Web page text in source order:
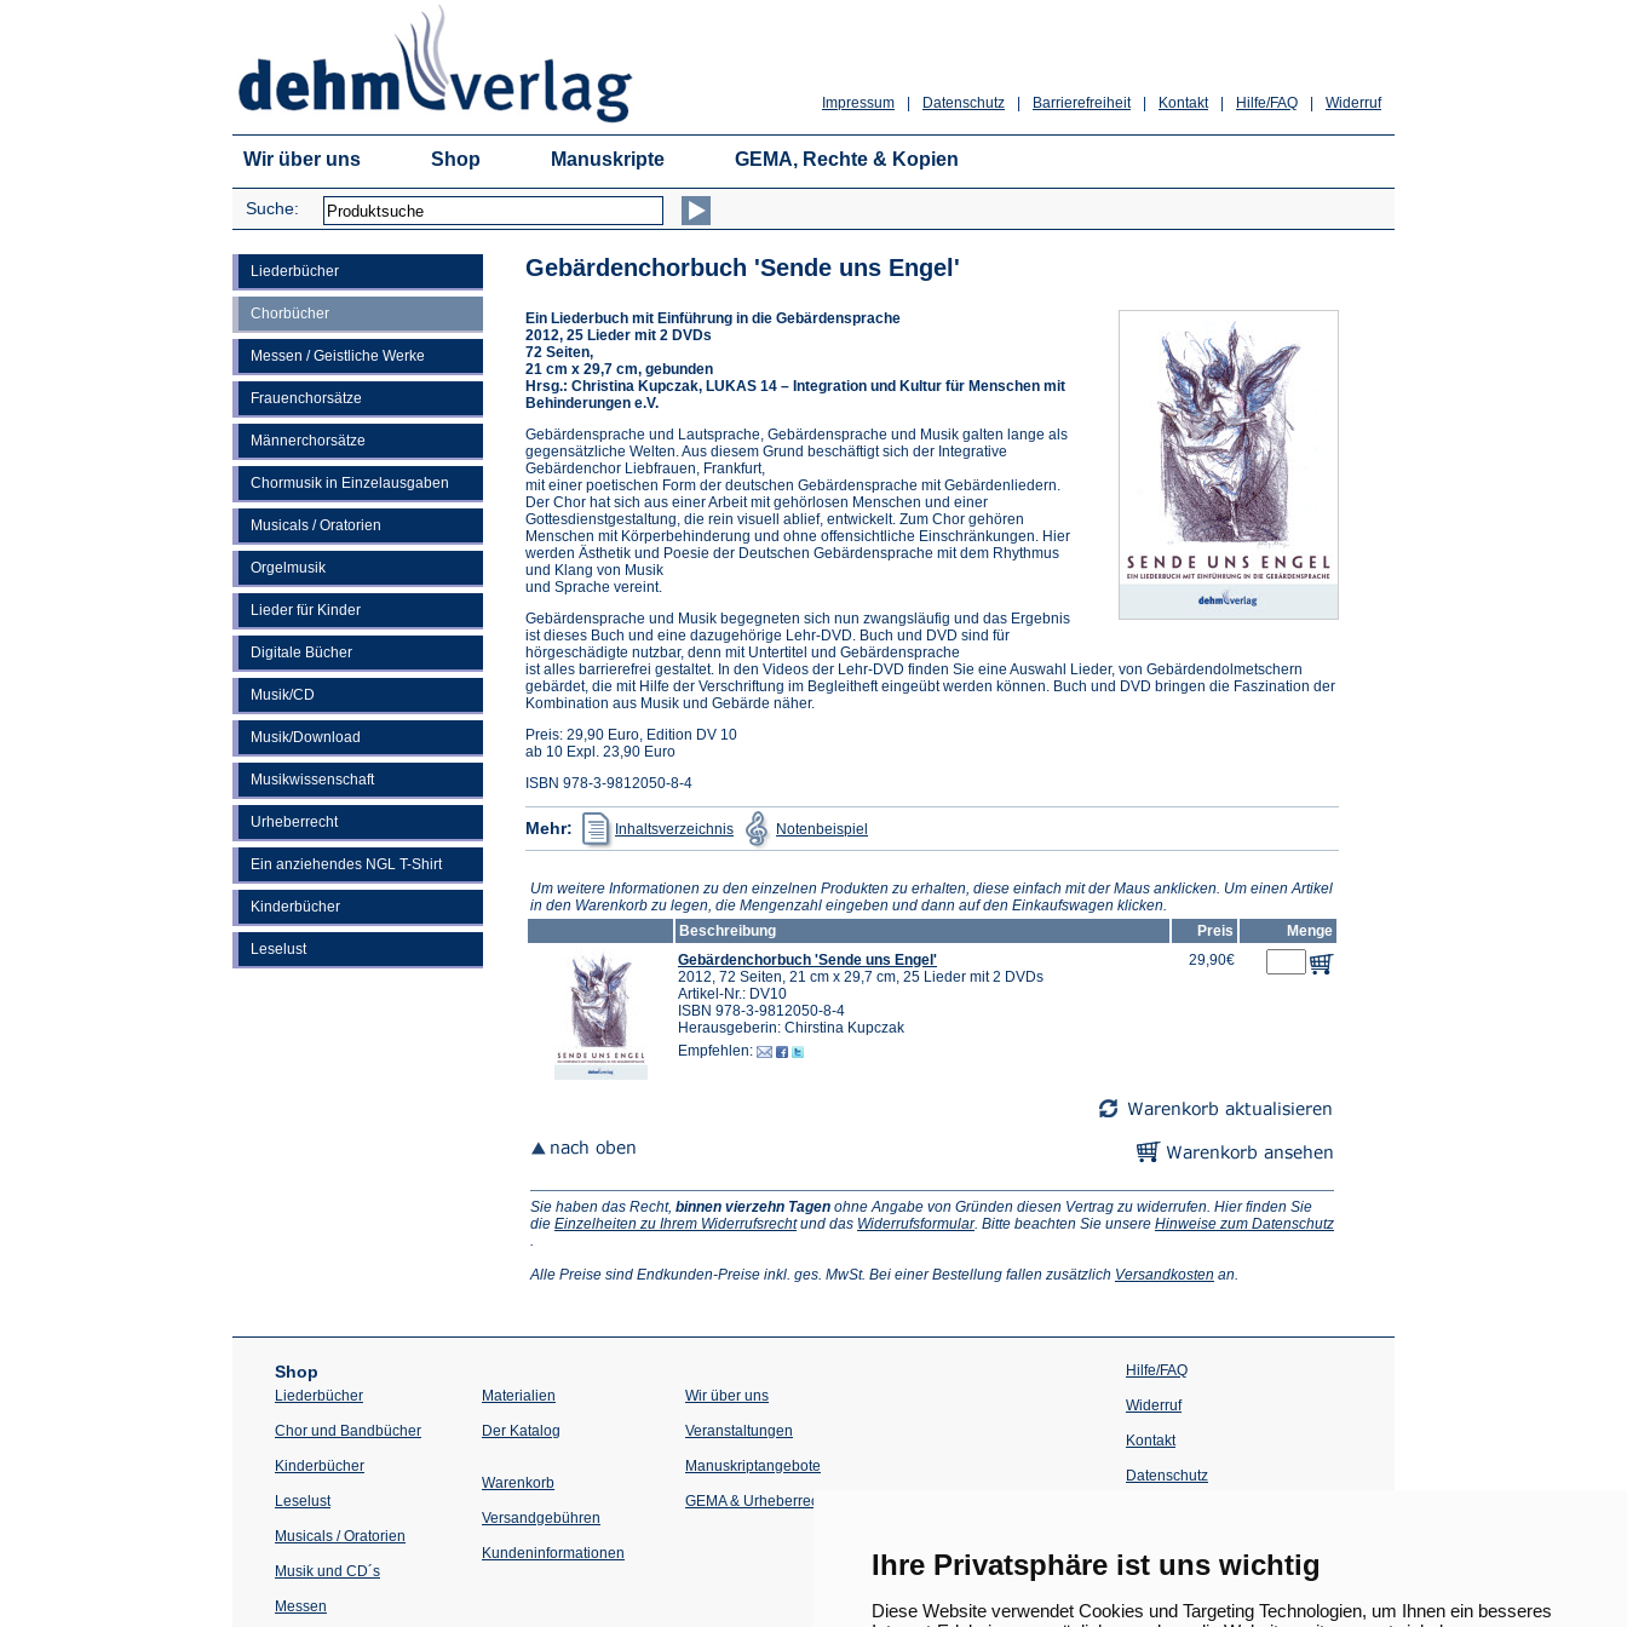
Ihre Privatsphäre ist uns wichtig
Diese Website verwendet Cookies und Targeting Technologien, um Ihnen ein besseres
Widerruf
Hilfe/FAQ
Kontakt
Barrierefreiheit
Datenschutz
Impressum
Wir über uns Shop Manuskripte GEMA, Rechte & Kopien
Suche:
Liederbücher
Chorbücher
Messen / Geistliche Werke
Frauenchorsätze
Männerchorsätze
Chormusik in Einzelausgaben
Musicals / Oratorien
Orgelmusik
Lieder für Kinder
Digitale Bücher
Musik/CD
Musik/Download
Musikwissenschaft
Urheberrecht
Ein anziehendes NGL T-Shirt
Kinderbücher
Leselust
Gebärdenchorbuch 'Sende uns Engel'
Ein Liederbuch mit Einführung in die Gebärdensprache
2012, 25 Lieder mit 2 DVDs
72 Seiten,
21 cm x 29,7 cm, gebunden
Hrsg.: Christina Kupczak, LUKAS 14 – Integration und Kultur für Menschen mit
Behinderungen e.V.
Gebärdensprache und Lautsprache, Gebärdensprache und Musik galten lange als
gegensätzliche Welten. Aus diesem Grund beschäftigt sich der Integrative
Gebärdenchor Liebfrauen, Frankfurt,
mit einer poetischen Form der deutschen Gebärdensprache mit Gebärdenliedern.
Der Chor hat sich aus einer Arbeit mit gehörlosen Menschen und einer
Gottesdienstgestaltung, die rein visuell ablief, entwickelt. Zum Chor gehören
Menschen mit Körperbehinderung und ohne offensichtliche Einschränkungen. Hier
werden Ästhetik und Poesie der Deutschen Gebärdensprache mit dem Rhythmus
und Klang von Musik
und Sprache vereint.
Gebärdensprache und Musik begegneten sich nun zwangsläufig und das Ergebnis
ist dieses Buch und eine dazugehörige Lehr-DVD. Buch und DVD sind für
hörgeschädigte nutzbar, denn mit Untertitel und Gebärdensprache
ist alles barrierefrei gestaltet. In den Videos der Lehr-DVD finden Sie eine Auswahl Lieder, von Gebärdendolmetschern
gebärdet, die mit Hilfe der Verschriftung im Begleitheft eingeübt werden können. Buch und DVD bringen die Faszination der
Kombination aus Musik und Gebärde näher.
Preis: 29,90 Euro, Edition DV 10
ab 10 Expl. 23,90 Euro
ISBN 978-3-9812050-8-4
Mehr: Inhaltsverzeichnis
(Öffnet
in
einem
Tab)
Notenbeispiel in
einem
Tab)
Um weitere Informationen zu den einzelnen Produkten zu erhalten, diese einfach mit der Maus anklicken. Um einen Artikel
in den Warenkorb zu legen, die Mengenzahl eingeben und dann auf den Einkaufswagen klicken.
Beschreibung
Preis
Menge
Gebärdenchorbuch 'Sende uns Engel'
2012, 72 Seiten, 21 cm x 29,7 cm, 25 Lieder mit 2 DVDs
Artikel-Nr.: DV10
ISBN 978-3-9812050-8-4
Herausgeberin: Chirstina Kupczak
Empfehlen:
29,90€
Sie haben das Recht, binnen vierzehn Tagen ohne Angabe von Gründen diesen Vertrag zu widerrufen. Hier finden Sie
die Einzelheiten zu Ihrem Widerrufsrecht(Öffnet
neuen
und das Widerrufsformular(Öffnet
neuen
. Bitte beachten Sie unsere Hinweise zum Datenschutz
einem
.
Alle Preise sind Endkunden-Preise inkl. ges. MwSt. Bei einer Bestellung fallen zusätzlich Versandkosten (Öffnet
Tab)
an.
Shop
Liederbücher
Chor und Bandbücher
Kinderbücher
Leselust
Musicals / Oratorien
Musik und CD´s
Messen
Materialien
Der Katalog
Warenkorb
Versandgebühren
Kundeninformationen
Wir über uns
Veranstaltungen
einem
Tab)
Manuskriptangebote
GEMA & Urheberrecht
Hilfe/FAQ
Widerruf
Kontakt
Datenschutz
einem